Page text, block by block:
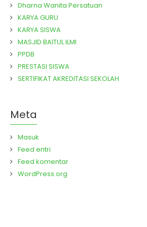
Dharna Wanita Persatuan
KARYA GURU
KARYA SISWA
MASJID BAITUL ILMI
PPDB
PRESTASI SISWA
SERTIFIKAT AKREDITASI SEKOLAH
Meta
Masuk
Feed entri
Feed komentar
WordPress.org